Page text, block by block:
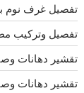
تفصيل غرف نوم
تفصيل وتركيب
تقشير دهانات
تقشير دهانات